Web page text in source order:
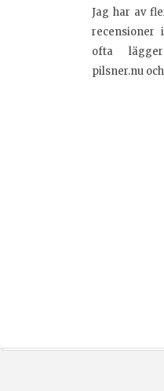
Jag har av
ofta
pilsner.nu